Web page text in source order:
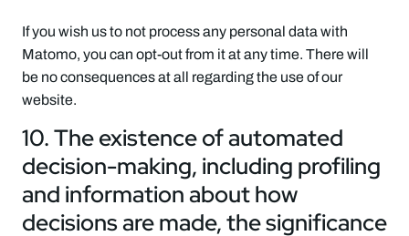
If you wish us to not process any personal data with
Matomo, you can opt-out from it at any time. There will
be no consequences at all regarding the use of our
website.
10. The existence of automated
decision-making, including profiling
and information about how
decisions are made, the significance